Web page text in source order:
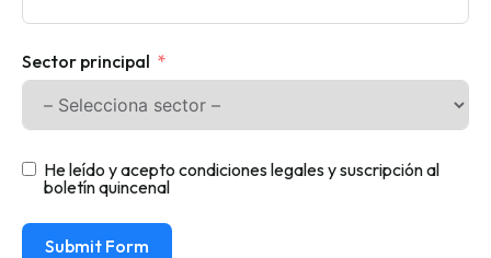
Sector principal
He leído y acepto condiciones legales y suscripción al
boletín quincenal
Submit Form